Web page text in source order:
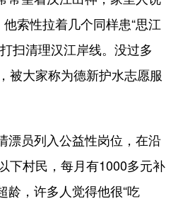
索性拉着几个同样患“思江
扫清理汉江岸线。没过多
被大家称为德新护水志愿服
员列入公益性岗位，在沿
下村民，每月有1000多元补
龄，许多人觉得他很“吃